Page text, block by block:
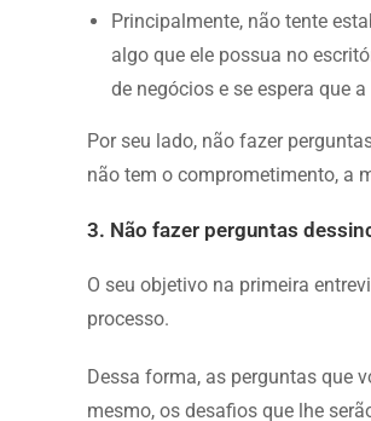
Principalmente, não tente
algo que ele possua no
de negócios e se espera que
Por seu lado, não fazer
não tem o comprometimento, a
3. Não fazer perguntas
O seu objetivo na primeira
processo.
Dessa forma, as perguntas que
mesmo, os desafios que lhe